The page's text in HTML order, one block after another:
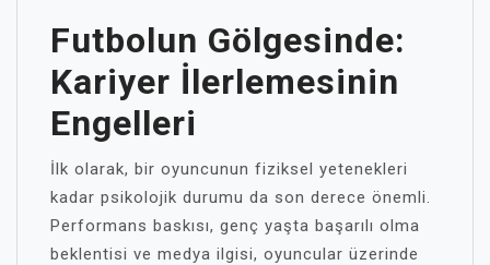
Futbolun Gölgesinde:
Kariyer İlerlemesinin
Engelleri
İlk olarak, bir oyuncunun fiziksel yetenekleri
kadar psikolojik durumu da son derece önemli.
Performans baskısı, genç yaşta başarılı olma
beklentisi ve medya ilgisi, oyuncular üzerinde